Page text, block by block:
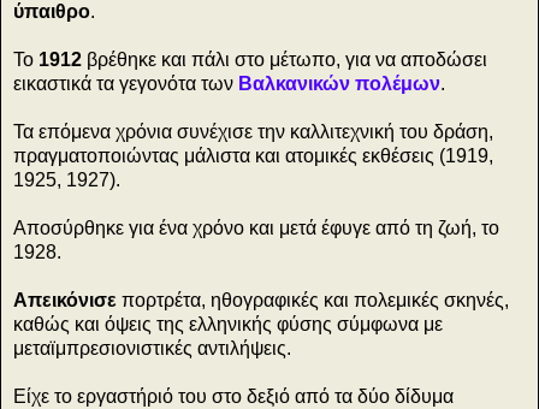
ύπαιθρο.
Το 1912 βρέθηκε και πάλι στο μέτωπο, για να αποδώσει
εικαστικά τα γεγονότα των Βαλκανικών πολέμων.
Τα επόμενα χρόνια συνέχισε την καλλιτεχνική του δράση,
πραγματοποιώντας μάλιστα και ατομικές εκθέσεις (1919,
1925, 1927).
Αποσύρθηκε για ένα χρόνο και μετά έφυγε από τη ζωή, το
1928.
Απεικόνισε πορτρέτα, ηθογραφικές και πολεμικές σκηνές,
καθώς και όψεις της ελληνικής φύσης σύμφωνα με
μεταϊμπρεσιονιστικές αντιλήψεις.
Είχε το εργαστήριό του στο δεξιό από τα δύο δίδυμα